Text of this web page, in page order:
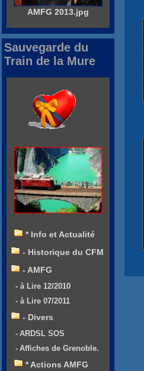
AMFG 2013.jpg
Sauvegarde du
Train de la Mure
* Info et Actualité
- Historique du CFM
- AMFG
- à Lire 12/2010
- à Lire 07/2011
- Divers
- ARDSL SOS
- Affiches de Grenoble.
* Actions AMFG